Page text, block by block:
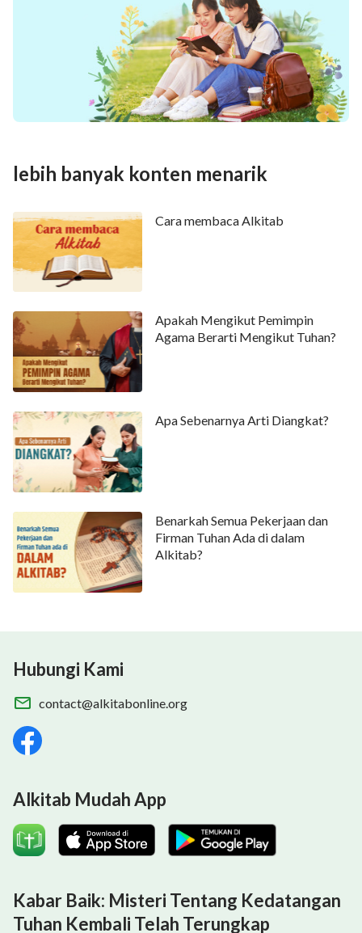
lebih banyak konten menarik
Cara membaca Alkitab
Apakah Mengikut Pemimpin
Agama Berarti Mengikut Tuhan?
Apa Sebenarnya Arti Diangkat?
Benarkah Semua Pekerjaan dan
Firman Tuhan Ada di dalam
Alkitab?
Hubungi Kami
contact@alkitabonline.org
Alkitab Mudah App
Kabar Baik: Misteri Tentang Kedatangan
Tuhan Kembali Telah Terungkap